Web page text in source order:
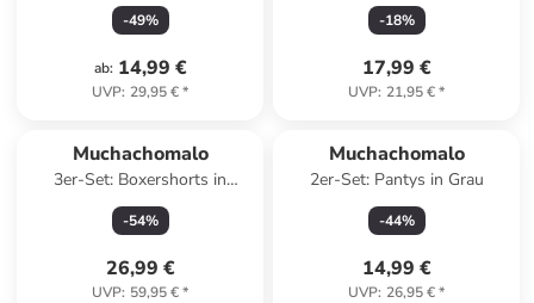
-49%
ab: 14,99 €
UVP: 29,95 €*
-18%
17,99 €
UVP: 21,95 €*
Muchachomalo
3er-Set: Boxershorts in
Dunkelblau/ Hellblau
-54%
26,99 €
UVP: 59,95 €*
Muchachomalo
2er-Set: Pantys in Grau
-44%
14,99 €
UVP: 26,95 €*